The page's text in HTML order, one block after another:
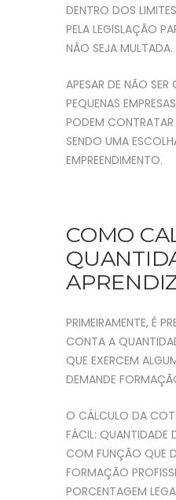
DENTRO DOS
PELA LEGISLAÇÃO
NÃO SEJA MULTADA.
APESAR DE NÃO SER
PEQUENAS
PODEM CONTRATAR
SENDO UMA
EMPREENDIMENTO.
COMO
PRIMEIRAMENTE, É
CONTA A
QUE EXERCEM
DEMANDE
O CÁLCULO DA
FÁCIL: QUANTIDADE
COM FUNÇÃO QUE
FORMAÇÃO
PORCENTAGEM